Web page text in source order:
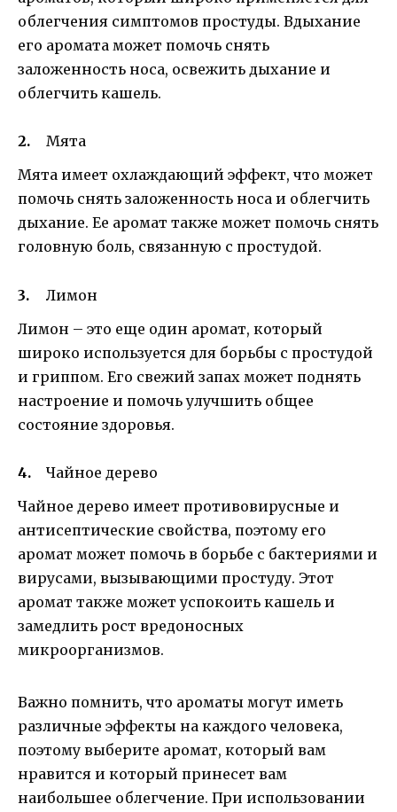
облегчения симптомов простуды. Вдыхание
его аромата может помочь снять
заложенность носа, освежить дыхание и
облегчить кашель.
Мята
Мята имеет охлаждающий эффект, что может
помочь снять заложенность носа и облегчить
дыхание. Ее аромат также может помочь снять
головную боль, связанную с простудой.
Лимон
Лимон – это еще один аромат, который
широко используется для борьбы с простудой
и гриппом. Его свежий запах может поднять
настроение и помочь улучшить общее
состояние здоровья.
Чайное дерево
Чайное дерево имеет противовирусные и
антисептические свойства, поэтому его
аромат может помочь в борьбе с бактериями и
вирусами, вызывающими простуду. Этот
аромат также может успокоить кашель и
замедлить рост вредоносных
микроорганизмов.
Важно помнить, что ароматы могут иметь
различные эффекты на каждого человека,
поэтому выберите аромат, который вам
нравится и который принесет вам
наибольшее облегчение. При использовании